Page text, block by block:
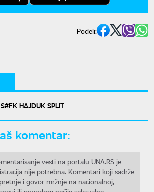
Podeli:
FK HAJDUK SPLIT
komentar:
vesti na portalu UNA.RS je
nije potrebna. Komentari koji sadrže
i govor mržnje na nacionalnoj,